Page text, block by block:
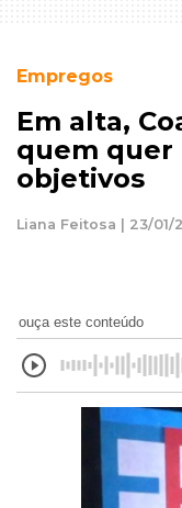
Empregos
Em alta,
quem quer
objetivos
Liana Feitosa | 23/01/
ouça este conteúdo